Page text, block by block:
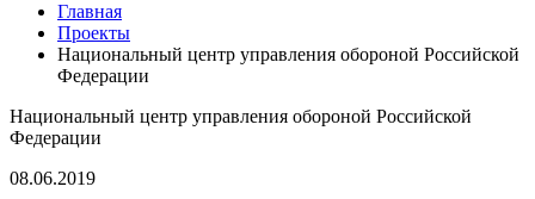
Главная
Проекты
Национальный центр управления обороной Российской
Федерации
Национальный центр управления обороной Российской
Федерации
08.06.2019